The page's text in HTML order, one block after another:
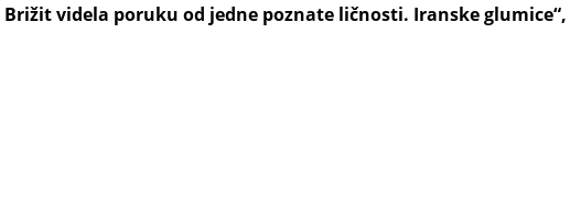
Brižit videla poruku od jedne poznate ličnosti. Iranske glumice“,